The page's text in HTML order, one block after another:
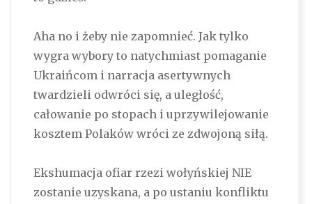
Aha no i żeby nie zapomnieć. Jak tylko
wygra wybory to natychmiast pomaganie
Ukraińcom i narracja asertywnych
twardzieli odwróci się, a uległość,
całowanie po stopach i uprzywilejowanie
kosztem Polaków wróci ze zdwojoną siłą.
Ekshumacja ofiar rzezi wołyńskiej NIE
zostanie uzyskana, a po ustaniu konfliktu